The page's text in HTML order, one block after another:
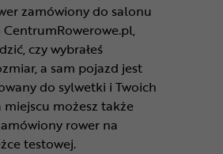
zamówiony do salonu
czy wybrałeś
a sam pojazd jest
do sylwetki i Twoich
miejscu możesz także
rower na
testowej.